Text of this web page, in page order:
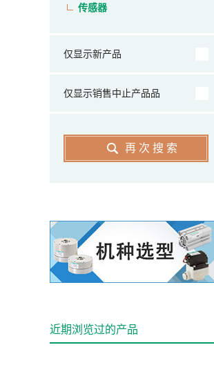
传感器
仅显示新产品
仅显示销售中止产品品
再次搜索
近期浏览过的产品